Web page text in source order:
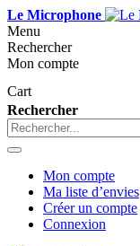
Le Microphone
Menu
Rechercher
Mon compte
Cart
Rechercher
Mon compte
Ma liste d’envies
Créer un compte
Connexion